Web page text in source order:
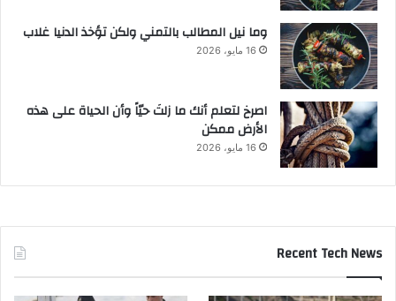
وما نيل المطالب بالتمني ولكن تؤخذ الدنيا غلاب
16 مايو، 2026
‫اصرخ لتعلم أنك ما زلتَ حيّاً وأن الحياة على هذه
الأرض ممكن
16 مايو، 2026
Recent Tech News